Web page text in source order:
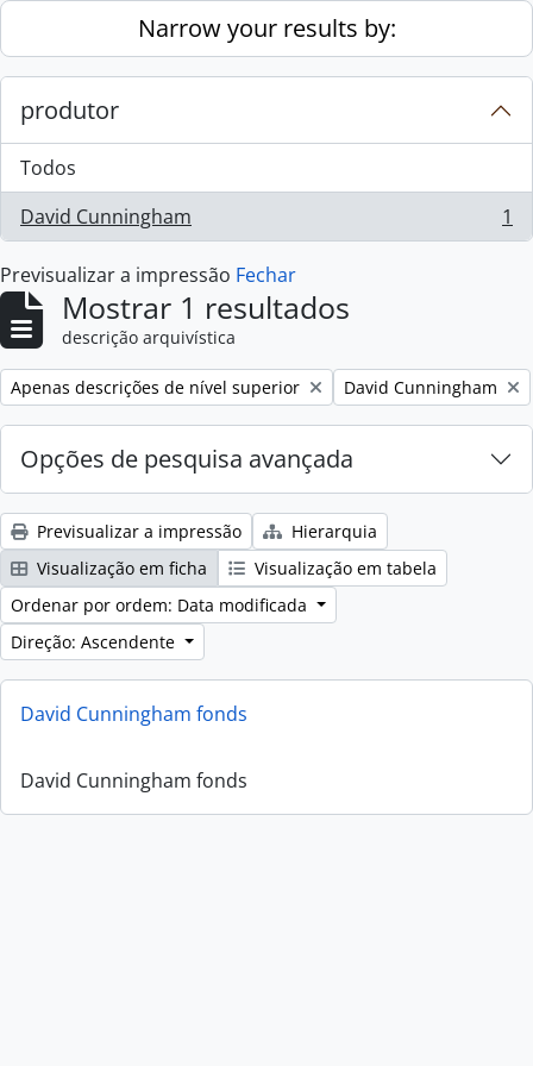
Skip to main contentNarrow your results by:
produtor
Todos
David Cunningham
, 1 resultados 1
Previsualizar a impressão Fechar
Mostrar 1 resultados
descrição arquivística
Remove filter:
Apenas descrições de nível superior Remove filter:
David Cunningham
Opções de pesquisa avançada
Previsualizar a impressão
Hierarquia
Visualização em ficha
Visualização em tabela
Ordenar por ordem: Data modificada
Direção: Ascendente
David Cunningham fonds
David Cunningham fonds